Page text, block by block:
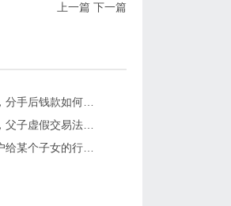
上一篇 下一篇
沛县：恋爱一起攒钱以备婚后买房，分手后钱款如何分割？
沛县：刚签完调解协议就卖房避债，父子虚假交易法院怎么判？
沛县：老伴去世，老人悄悄把房过户给某个子女的行为有效吗？